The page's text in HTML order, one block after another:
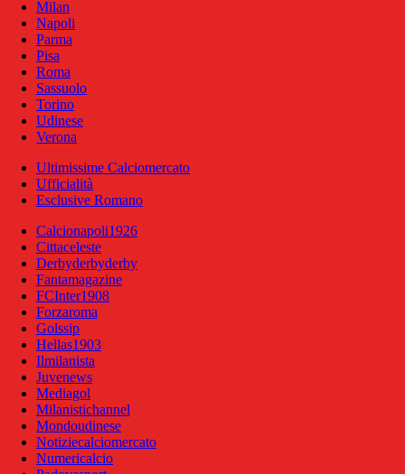
Milan
Napoli
Parma
Pisa
Roma
Sassuolo
Torino
Udinese
Verona
Ultimissime Calciomercato
Ufficialità
Esclusive Romano
Calcionapoli1926
Cittaceleste
Derbyderbyderby
Fantamagazine
FCInter1908
Forzaroma
Golssip
Hellas1903
Ilmilanista
Juvenews
Mediagol
Milanistichannel
Mondoudinese
Notiziecalciomercato
Numericalcio